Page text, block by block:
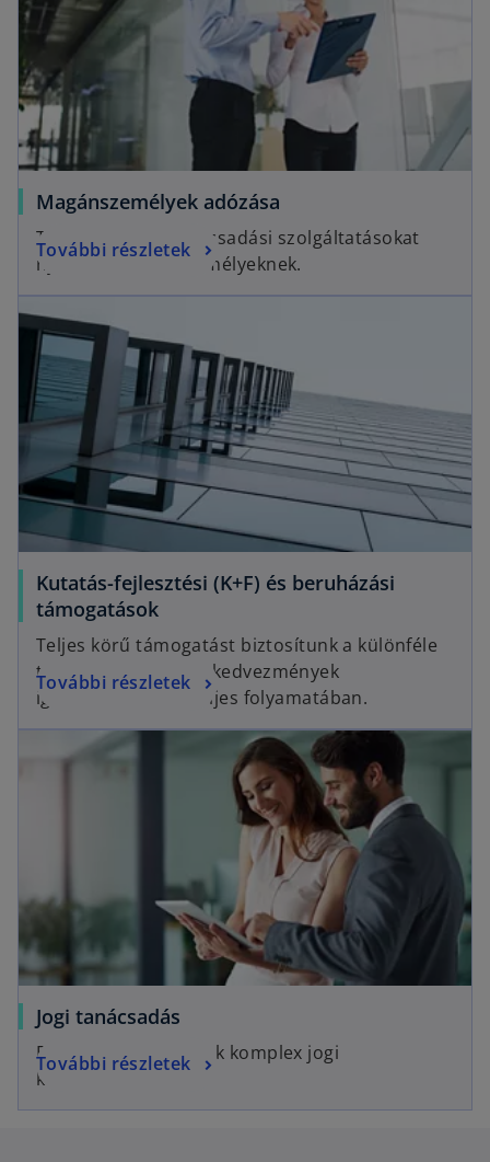
Magánszemélyek adózása
Teljes körű adótanácsadási szolgáltatásokat
nyújtunk magánszemélyeknek.
További részletek
Kutatás-fejlesztési (K+F) és beruházási
támogatások
Teljes körű támogatást biztosítunk a különféle
támogatások és adókedvezmények
igénybevételének teljes folyamatában.
További részletek
Jogi tanácsadás
Egyszerű megoldások komplex jogi
kérdésekben.
További részletek